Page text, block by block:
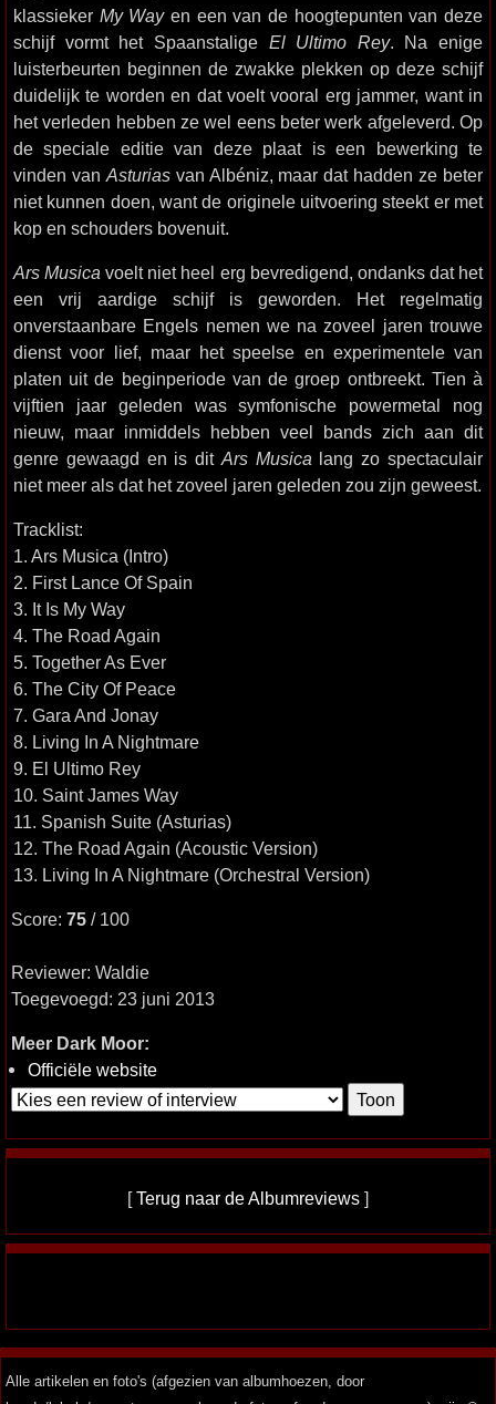
klassieker My Wayen een van de hoogtepunten van deze
schijf vormt het Spaanstalige El Ultimo Rey. Na enige
luisterbeurten beginnen de zwakke plekken op deze schijf
duidelijk te worden en dat voelt vooral erg jammer, want in
het verleden hebben ze wel eens beter werk afgeleverd. Op
de speciale editie van deze plaat is een bewerking te
vinden van Asturiasvan Albéniz, maar dat hadden ze beter
niet kunnen doen, want de originele uitvoering steekt er met
kop en schouders bovenuit.
Ars Musica voelt niet heel erg bevredigend, ondanks dat het
een vrij aardige schijf is geworden. Het regelmatig
onverstaanbare Engels nemen we na zoveel jaren trouwe
dienst voor lief, maar het speelse en experimentele van
platen uit de beginperiode van de groep ontbreekt. Tien à
vijftien jaar geleden was symfonische powermetal nog
nieuw, maar inmiddels hebben veel bands zich aan dit
genre gewaagd en is dit Ars Musica lang zo spectaculair
niet meer als dat het zoveel jaren geleden zou zijn geweest.
Tracklist:
1. Ars Musica (Intro)
2. First Lance Of Spain
3. It Is My Way
4. The Road Again
5. Together As Ever
6. The City Of Peace
7. Gara And Jonay
8. Living In A Nightmare
9. El Ultimo Rey
10. Saint James Way
11. Spanish Suite (Asturias)
12. The Road Again (Acoustic Version)
13. Living In A Nightmare (Orchestral Version)
Score: 75 / 100
Reviewer: Waldie
Toegevoegd: 23 juni 2013
Meer Dark Moor:
Officiële website
[Terug naar de Albumreviews ]
Alle artikelen en foto's (afgezien van albumhoezen, door